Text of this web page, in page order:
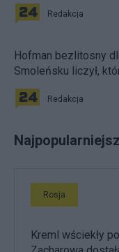
Redakcja
Hofman bezlitosny
Smoleńsku liczył,
Redakcja
Rosja
Kreml wściekły